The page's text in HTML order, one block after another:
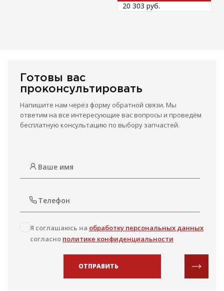
20 303 руб.
Готовы вас
проконсультировать
Напишите нам через форму обратной связи. Мы
ответим на все интересующие вас вопросы и проведём
бесплатную консультацию по выбору запчастей.
Я соглашаюсь на обработку персональных данных
согласно политике конфиденциальности
ОТПРАВИТЬ